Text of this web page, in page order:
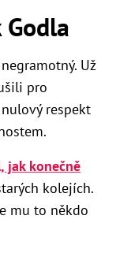
Už
pro
respekt
jak konečně
kolejích.
mu to někdo